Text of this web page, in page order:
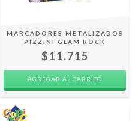
MARCADORES METALIZADOS
PIZZINI GLAM ROCK
$11.715